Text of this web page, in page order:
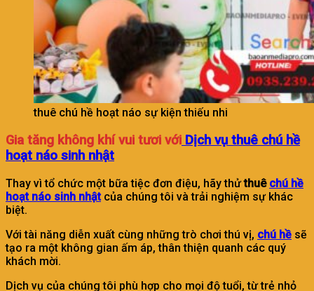
thuê chú hề hoạt náo sự kiện thiếu nhi
Gia tăng không khí vui tươi với Dịch vụ thuê chú hề
hoạt náo sinh nhật
Thay vì tổ chức một bữa tiệc đơn điệu, hãy thửthuê chú hề
hoạt náo sinh nhậtcủa chúng tôi và trải nghiệm sự khác
biệt.
Với tài năng diễn xuất cùng những trò chơi thú vị, chú hề sẽ
tạo ra một không gian ấm áp, thân thiện quanh các quý
khách mời.
Dịch vụ của chúng tôi phù hợp cho mọi độ tuổi, từ trẻ nhỏ